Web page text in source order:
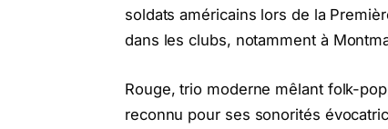
soldats américains lors de la
dans les clubs, notamment à
Rouge, trio moderne mêlant folk-
reconnu pour ses sonorités